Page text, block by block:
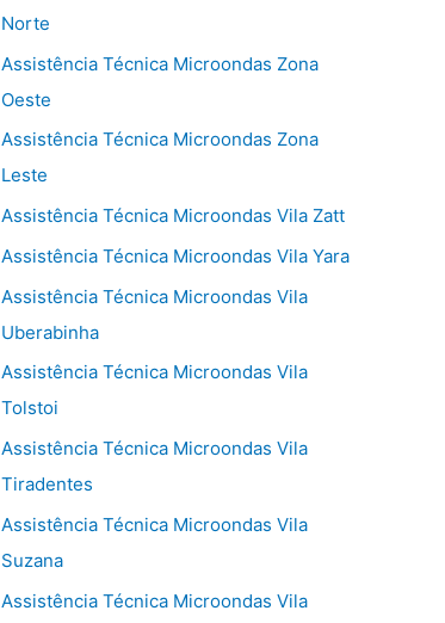
Norte
Assistência Técnica Microondas Zona
Oeste
Assistência Técnica Microondas Zona
Leste
Assistência Técnica Microondas Vila Zatt
Assistência Técnica Microondas Vila Yara
Assistência Técnica Microondas Vila
Uberabinha
Assistência Técnica Microondas Vila
Tolstoi
Assistência Técnica Microondas Vila
Tiradentes
Assistência Técnica Microondas Vila
Suzana
Assistência Técnica Microondas Vila